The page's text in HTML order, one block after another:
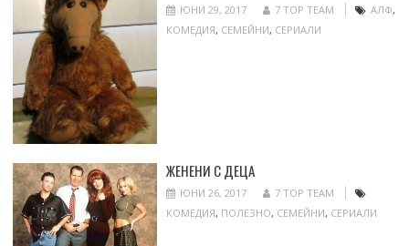
ЮНИ 29, 2017 7 TOP TEAM АЛФ,
КОМЕДИЯ, СЕМЕЙНИ, СЕРИАЛИ
ЖЕНЕНИ С ДЕЦА
ЮНИ 26, 2017
7 TOP TEAM
КОМЕДИЯ, ПОЛЕЗНО, СЕМЕЙНИ, СЕРИАЛИ